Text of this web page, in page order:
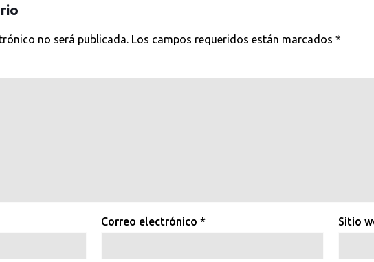
no será publicada. Los campos requeridos están marcados *
Correo electrónico * Sitio